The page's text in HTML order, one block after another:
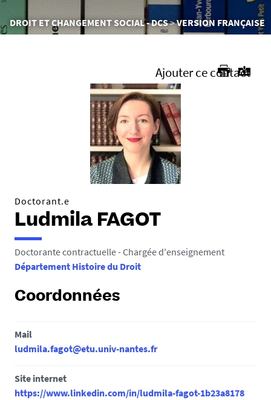
Vous
êtes
DROIT ET CHANGEMENT SOCIAL - DCS VERSION FRANÇAISE
Ajouter ce contact
Doctorant.e
Ludmila FAGOT
Doctorante contractuelle - Chargée d'enseignement
Département Histoire du Droit
Coordonnées
Mail
ludmila.fagot@etu.univ-nantes.fr
Site internet
https://www.linkedin.com/in/ludmila-fagot-1b23a8178